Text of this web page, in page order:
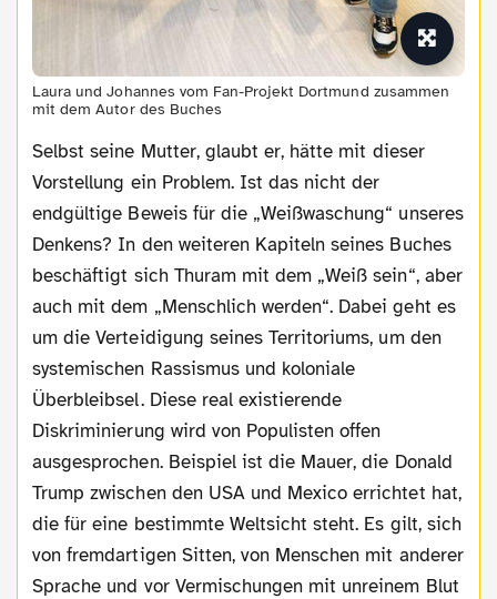
Laura und Johannes vom Fan-Projekt Dortmund zusammen
mit dem Autor des Buches
Selbst seine Mutter, glaubt er, hätte mit dieser
Vorstellung ein Problem. Ist das nicht der
endgültige Beweis für die „Weißwaschung“ unseres
Denkens? In den weiteren Kapiteln seines Buches
beschäftigt sich Thuram mit dem „Weiß sein“, aber
auch mit dem „Menschlich werden“. Dabei geht es
um die Verteidigung seines Territoriums, um den
systemischen Rassismus und koloniale
Überbleibsel. Diese real existierende
Diskriminierung wird von Populisten offen
ausgesprochen. Beispiel ist die Mauer, die Donald
Trump zwischen den USA und Mexico errichtet hat,
die für eine bestimmte Weltsicht steht. Es gilt, sich
von fremdartigen Sitten, von Menschen mit anderer
Sprache und vor Vermischungen mit unreinem Blut